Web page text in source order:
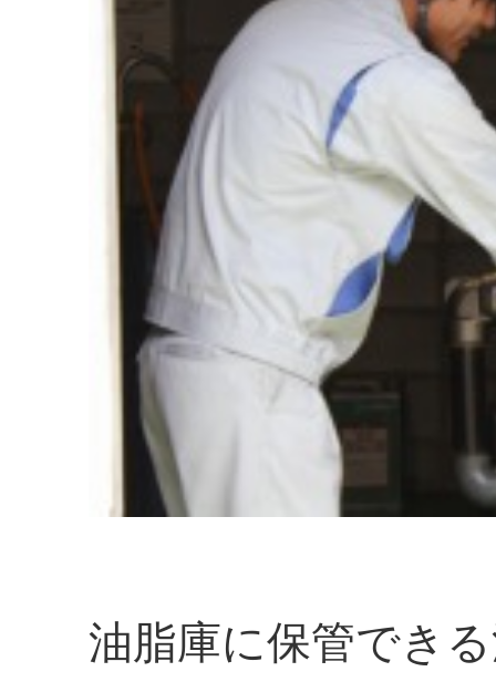
油脂庫に保管でき